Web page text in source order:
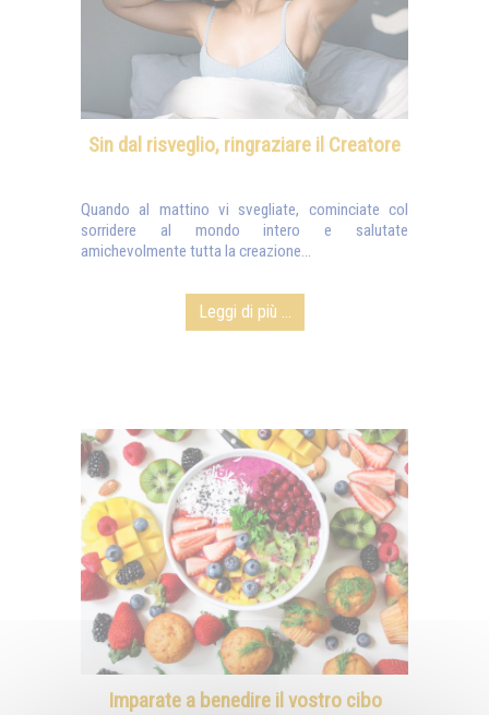
Sin dal risveglio, ringraziare il Creatore
Quando al mattino vi svegliate, cominciate col
sorridere al mondo intero e salutate
amichevolmente tutta la creazione...
Leggi di più ...
Imparate a benedire il vostro cibo